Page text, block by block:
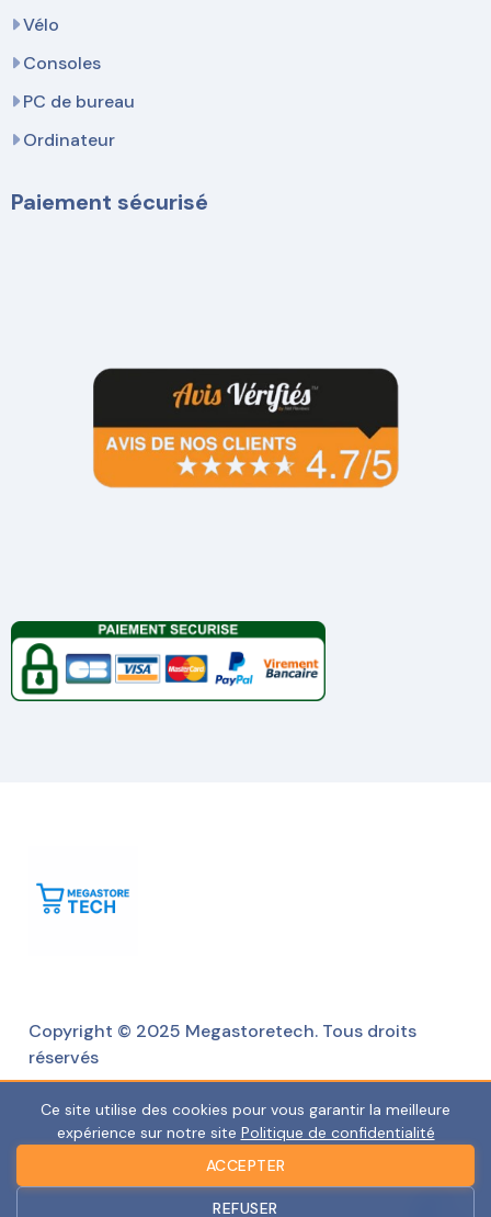
Vélo
Consoles
PC de bureau
Ordinateur
Paiement sécurisé
Copyright © 2025 Megastoretech. Tous droits
réservés
Ce site utilise des cookies pour vous garantir la meilleure
expérience sur notre site Politique de confidentialité
ACCEPTER
REFUSER